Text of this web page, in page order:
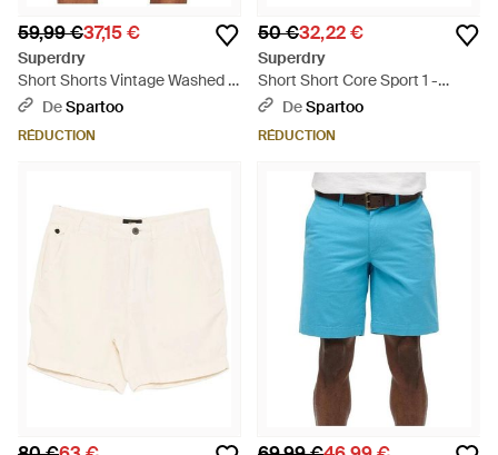
59,99 €37,15 €
Superdry
Short Shorts Vintage Washed -
Rouge
DeSpartoo
RÉDUCTION
50 €32,22 €
Superdry
Short Short Core Sport 1 -
Rouge
DeSpartoo
RÉDUCTION